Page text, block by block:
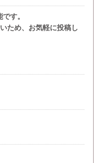
す。
ため、お気軽に投稿し